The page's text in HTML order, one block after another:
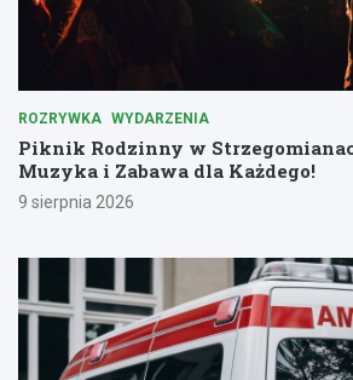
ROZRYWKA WYDARZENIA
Piknik Rodzinny w
Muzyka i Zabawa dla Każdego!
9 sierpnia 2026